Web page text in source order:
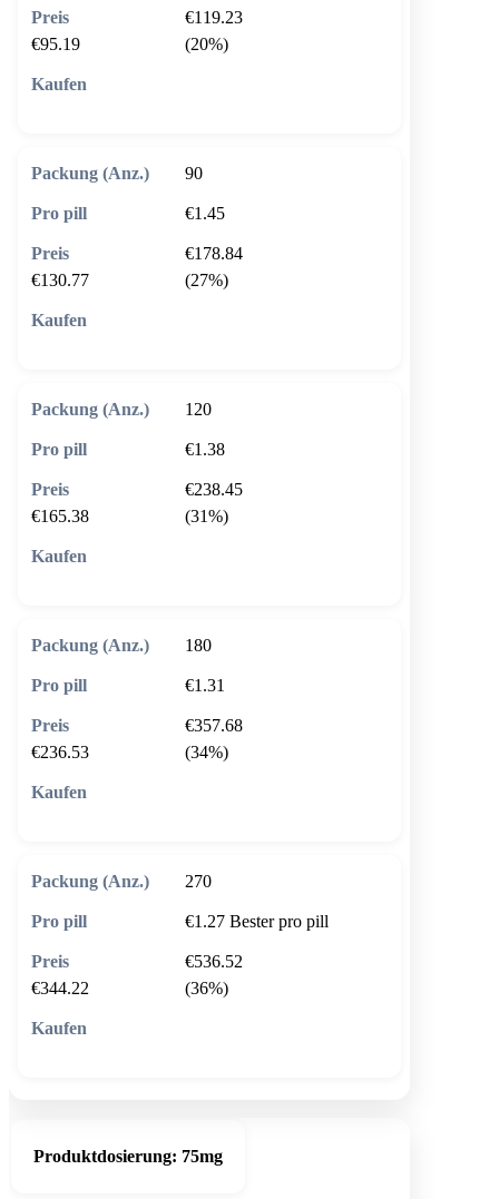
€119.23
€95.19
(20%)
90
€1.45
€178.84
€130.77
(27%)
120
€1.38
€238.45
€165.38
(31%)
180
€1.31
€357.68
€236.53
(34%)
270
€1.27 Bester pro pill
€536.52
€344.22
(36%)
Produktdosierung: 75mg